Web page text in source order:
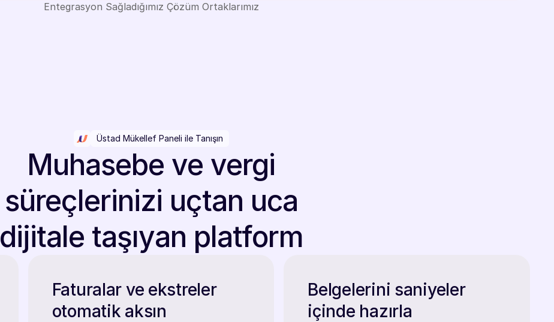
Entegrasyon Sağladığımız Çözüm Ortaklarımız
Üstad Mükellef Paneli ile Tanışın
Muhasebe ve vergi
süreçlerinizi uçtan uca
dijitale taşıyan platform
Faturalar ve ekstreler
otomatik aksın
Belgelerini saniyeler
içinde hazırla